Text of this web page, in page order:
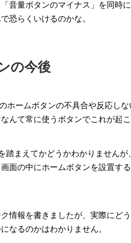
「音量ボタンのマイナス」を同時
恐らくいけるのかな。
の今後
ホームボタンの不具合や反応し
んて常に使うボタンでこれが起こ
踏まえてかどうかわかりません
面の中にホームボタンを設置す
情報を書きましたが、実際にど
なるのかはわかりません。